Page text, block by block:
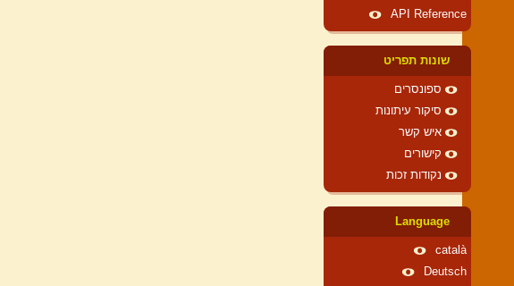
API Reference
שונות תפריט
ספונסרים
סיקור עיתונות
איש קשר
קישורים
נקודות זכות
Language
català
Deutsch